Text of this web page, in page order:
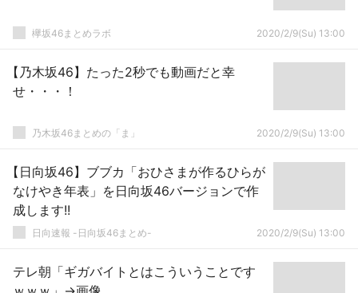
欅坂46まとめラボ 2020/2/9(Su) 13:00
【乃木坂46】たった2秒でも動画だと幸
せ・・・！
乃木坂46まとめの「ま」 2020/2/9(Su) 13:00
【日向坂46】ブブカ「おひさまが作るひらが
なけやき年表」を日向坂46バージョンで作
成します!!
日向速報 -日向坂46まとめ- 2020/2/9(Su) 13:00
テレ朝「ギガバイトとはこういうことです